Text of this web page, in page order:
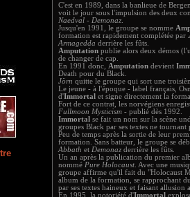
C'est en 1989, dans la banlieue de
voit le jour sous l'impulsion des deux
Naedval - Demonaz
Jusqu'en 1991, le groupe se nomme
formation est rapidement complétée par
Armagedda derrière les fûts.
Amputation publie alors deux démos
de changer de cap.
En 1991 donc, Amputation devient
Death pour du Black.
Jörn quitte le groupe qui sort une
Le jeune - à l'époque - label français,
d'Immortal et signe directement la
Fort de ce contrat, les norvégiens
Fullmoon Mysticism - publié dès 1992.
Immortal se fait un nom sur la scène
groupes Black par ses textes ne tournant
Peu de temps après la sortie de leur
formation. Sans batteur, le groupe se
Abbath et Demonaz derrière les fûts.
Un an après la publication du premier
nommé Pure Holocaust . Avec une
groupe affirme qu'il fait du "Holocaust
album de la formation, se rapprochant
par ses textes haineux et faisant allusion
En 1995, la notoriété d'Immortal